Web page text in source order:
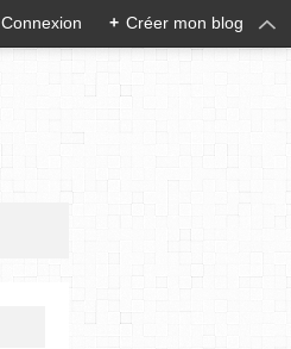
Connexion + Créer mon blog